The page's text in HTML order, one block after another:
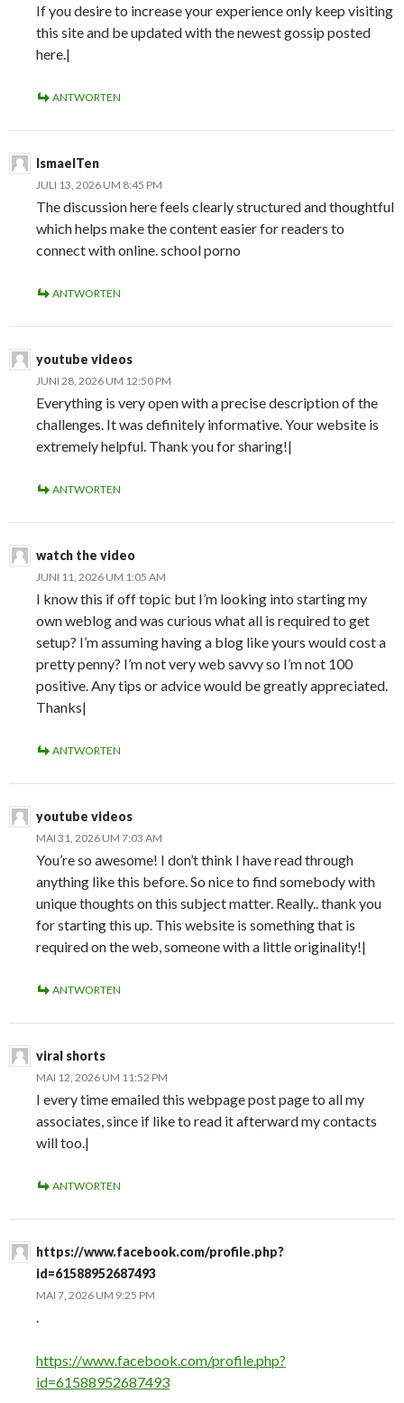
If you desire to increase your experience only keep visiting
this site and be updated with the newest gossip posted
here.|
ANTWORTEN
IsmaelTen
JULI 13, 2026 UM 8:45 PM
The discussion here feels clearly structured and thoughtful
which helps make the content easier for readers to
connect with online. school porno
ANTWORTEN
youtube videos
JUNI 28, 2026 UM 12:50 PM
Everything is very open with a precise description of the
challenges. It was definitely informative. Your website is
extremely helpful. Thank you for sharing!|
ANTWORTEN
watch the video
JUNI 11, 2026 UM 1:05 AM
I know this if off topic but I’m looking into starting my
own weblog and was curious what all is required to get
setup? I’m assuming having a blog like yours would cost a
pretty penny? I’m not very web savvy so I’m not 100
positive. Any tips or advice would be greatly appreciated.
Thanks|
ANTWORTEN
youtube videos
MAI 31, 2026 UM 7:03 AM
You’re so awesome! I don’t think I have read through
anything like this before. So nice to find somebody with
unique thoughts on this subject matter. Really.. thank you
for starting this up. This website is something that is
required on the web, someone with a little originality!|
ANTWORTEN
viral shorts
MAI 12, 2026 UM 11:52 PM
I every time emailed this webpage post page to all my
associates, since if like to read it afterward my contacts
will too.|
ANTWORTEN
https://www.facebook.com/profile.php?
id=61588952687493
MAI 7, 2026 UM 9:25 PM
.
https://www.facebook.com/profile.php?
id=61588952687493